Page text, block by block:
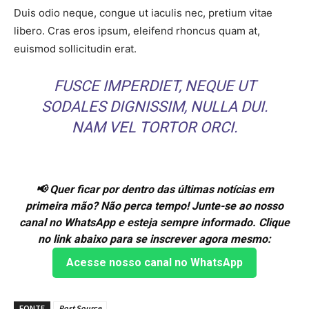
Duis odio neque, congue ut iaculis nec, pretium vitae
libero. Cras eros ipsum, eleifend rhoncus quam at,
euismod sollicitudin erat.
FUSCE IMPERDIET, NEQUE UT
SODALES DIGNISSIM, NULLA DUI.
NAM VEL TORTOR ORCI.
📢 Quer ficar por dentro das últimas notícias em
primeira mão? Não perca tempo! Junte-se ao nosso
canal no WhatsApp e esteja sempre informado. Clique
no link abaixo para se inscrever agora mesmo:
Acesse nosso canal no WhatsApp